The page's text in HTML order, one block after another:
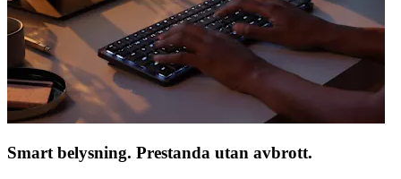
Smart belysning. Prestanda utan avbrott.